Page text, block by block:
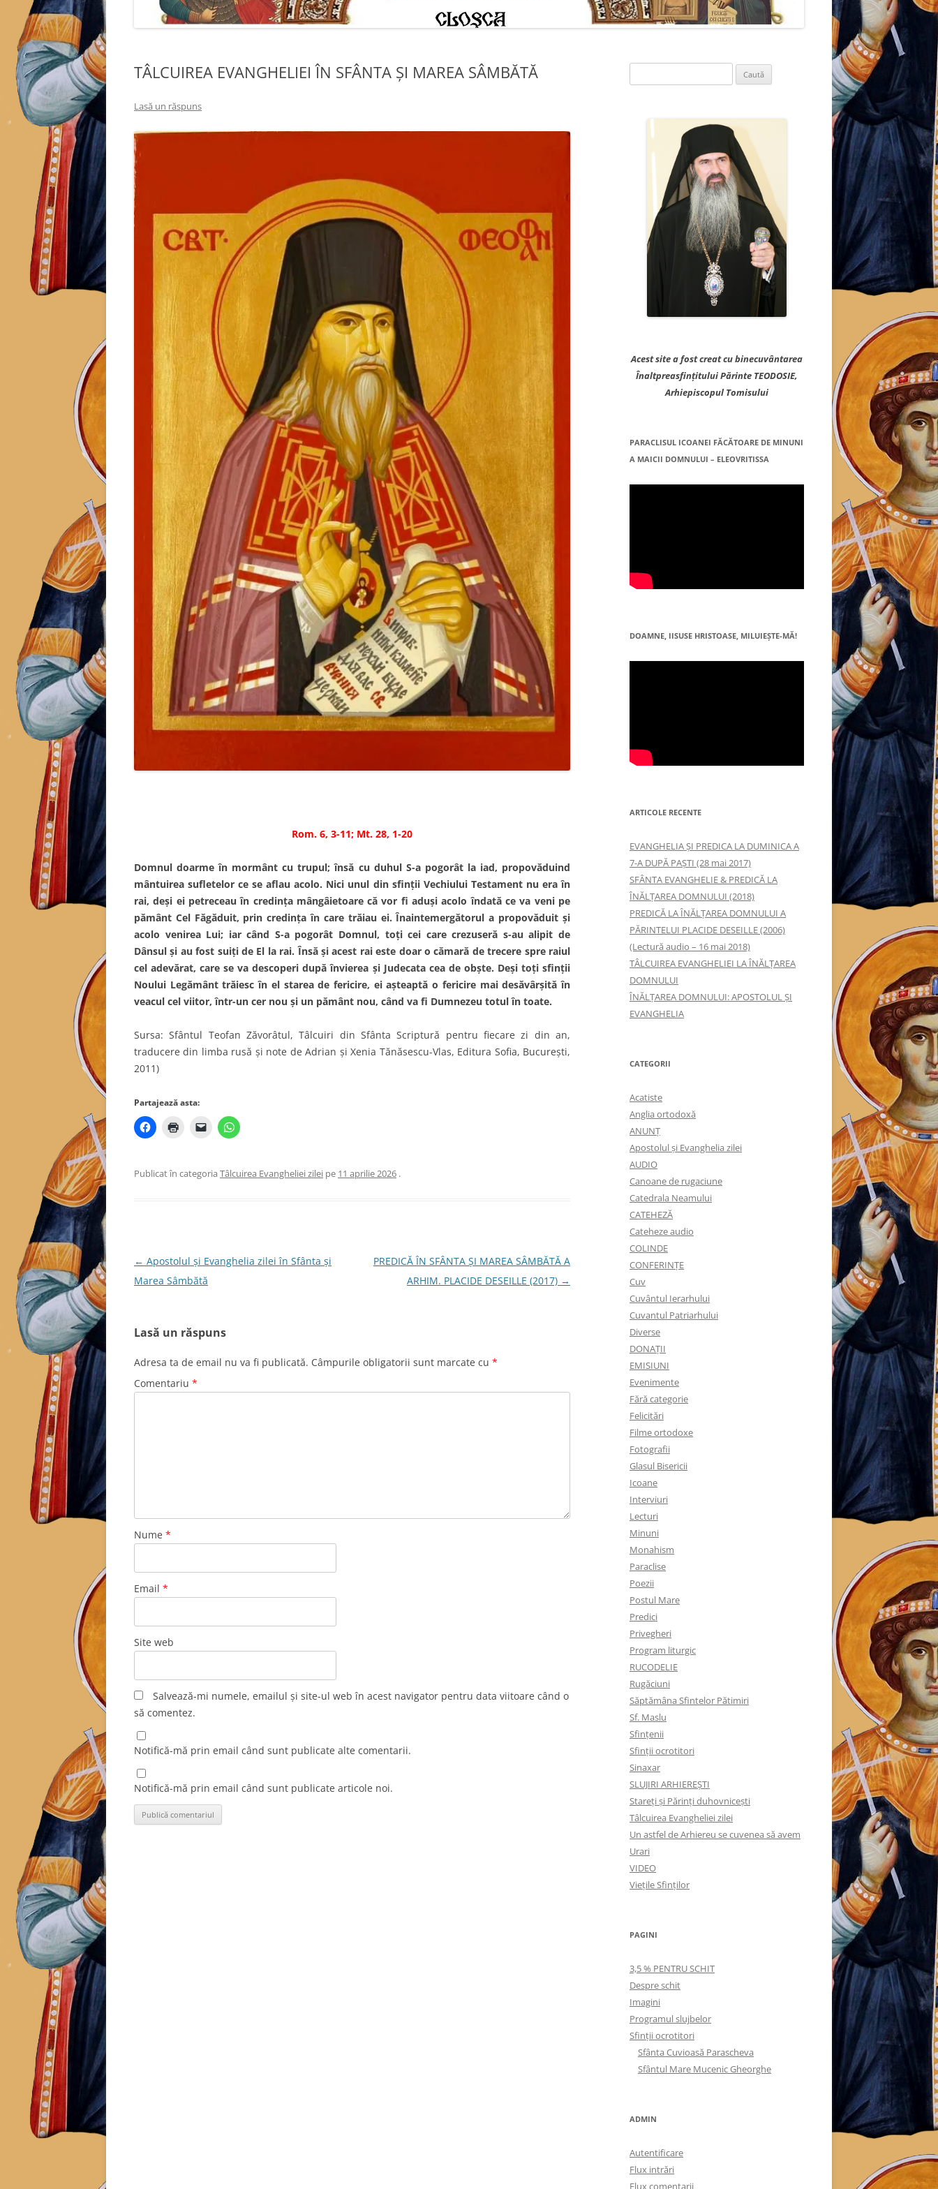
TÂLCUIREA EVANGHELIEI ÎN SFÂNTA ȘI MAREA SÂMBĂTĂ
Lasă un răspuns
Rom. 6, 3-11; Mt. 28, 1-20
Domnul doarme în mormânt cu trupul; însă cu duhul S-a pogorât la iad, propovăduind
mântuirea sufletelor ce se aflau acolo. Nici unul din sfinţii Vechiului Testament nu era în
rai, deşi ei petreceau în credinţa mângâietoare că vor fi aduşi acolo îndată ce va veni pe
pământ Cel Făgăduit, prin credinţa în care trăiau ei. Înaintemergătorul a propovăduit şi
acolo venirea Lui; iar când S-a pogorât Domnul, toţi cei care crezuseră s-au alipit de
Dânsul şi au fost suiţi de El la rai. Însă şi acest rai este doar o cămară de trecere spre raiul
cel adevărat, care se va descoperi după învierea şi Judecata cea de obşte. Deşi toţi sfinţii
Noului Legământ trăiesc în el starea de fericire, ei aşteaptă o fericire mai desăvârşită în
veacul cel viitor, într-un cer nou şi un pământ nou, când va fi Dumnezeu totul în toate.
Sursa: Sfântul Teofan Zăvorâtul, Tâlcuiri din Sfânta Scriptură pentru fiecare zi din an,
traducere din limba rusă și note de Adrian și Xenia Tănăsescu-Vlas, Editura Sofia, București,
2011)
Partajează asta:
Publicat în categoria Tâlcuirea Evangheliei zilei pe 11 aprilie 2026 .
Navigare
în
← Apostolul și Evanghelia zilei în Sfânta și
Marea Sâmbătă
PREDICĂ ÎN SFÂNTA ŞI MAREA SÂMBĂTĂ A
ARHIM. PLACIDE DESEILLE (2017) →
Lasă un răspuns
Adresa ta de email nu va fi publicată. Câmpurile obligatorii sunt marcate cu *
Comentariu *
Nume *
Email *
Site web
Salvează-mi numele, emailul și site-ul web în acest navigator pentru data viitoare când o
să comentez.
Notifică-mă prin email când sunt publicate alte comentarii.
Notifică-mă prin email când sunt publicate articole noi.
după:
Acest site a fost creat cu binecuvântarea
Înaltpreasfințitului Părinte TEODOSIE,
Arhiepiscopul Tomisului
PARACLISUL ICOANEI FĂCĂTOARE DE MINUNI
A MAICII DOMNULUI – ELEOVRITISSA
DOAMNE, IISUSE HRISTOASE, MILUIEŞTE-MĂ!
ARTICOLE RECENTE
EVANGHELIA ȘI PREDICA LA DUMINICA A
7-A DUPĂ PAȘTI (28 mai 2017)
SFÂNTA EVANGHELIE & PREDICĂ LA
ÎNĂLŢAREA DOMNULUI (2018)
PREDICĂ LA ÎNĂLŢAREA DOMNULUI A
PĂRINTELUI PLACIDE DESEILLE (2006)
(Lectură audio – 16 mai 2018)
TÂLCUIREA EVANGHELIEI LA ÎNĂLŢAREA
DOMNULUI
ÎNĂLŢAREA DOMNULUI: APOSTOLUL ȘI
EVANGHELIA
CATEGORII
Acatiste
Anglia ortodoxă
ANUNŢ
Apostolul şi Evanghelia zilei
AUDIO
Canoane de rugaciune
Catedrala Neamului
CATEHEZĂ
Cateheze audio
COLINDE
CONFERINȚE
Cuv
Cuvântul Ierarhului
Cuvantul Patriarhului
Diverse
DONAȚII
EMISIUNI
Evenimente
Fără categorie
Felicitări
Filme ortodoxe
Fotografii
Glasul Bisericii
Icoane
Interviuri
Lecturi
Minuni
Monahism
Paraclise
Poezii
Postul Mare
Predici
Privegheri
Program liturgic
RUCODELIE
Rugăciuni
Săptămâna Sfintelor Pătimiri
Sf. Maslu
Sfințenii
Sfinții ocrotitori
Sinaxar
SLUJIRI ARHIEREȘTI
Stareți și Părinți duhovnicești
Tâlcuirea Evangheliei zilei
Un astfel de Arhiereu se cuvenea să avem
Urari
VIDEO
Viețile Sfinților
PAGINI
3,5 % PENTRU SCHIT
Despre schit
Imagini
Programul slujbelor
Sfinţii ocrotitori
Sfânta Cuvioasă Parascheva
Sfântul Mare Mucenic Gheorghe
ADMIN
Autentificare
Flux intrări
Flux comentarii